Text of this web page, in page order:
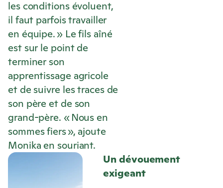
les conditions évoluent,
il faut parfois travailler
en équipe. » Le fils aîné
est sur le point de
terminer son
apprentissage agricole
et de suivre les traces de
son père et de son
grand-père. « Nous en
sommes fiers », ajoute
Monika en souriant.
Un dévouement
exigeant